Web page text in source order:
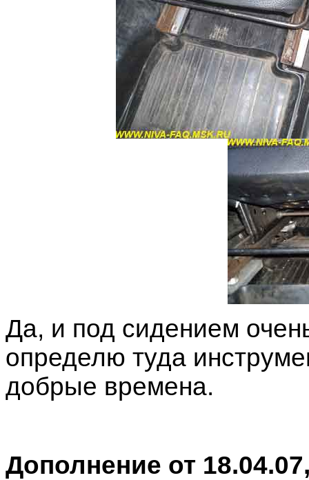
Да, и под сидением
определю туда
добрые времена.
Дополнение от